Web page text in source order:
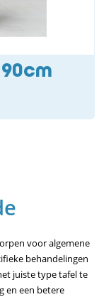
voor algemene
behandelingen
juiste type tafel te
en een betere